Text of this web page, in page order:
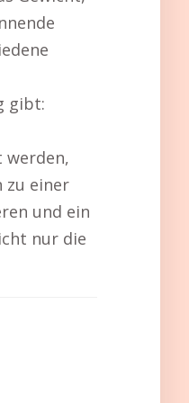
gibt:
werden,
zu einer
und ein
nur die